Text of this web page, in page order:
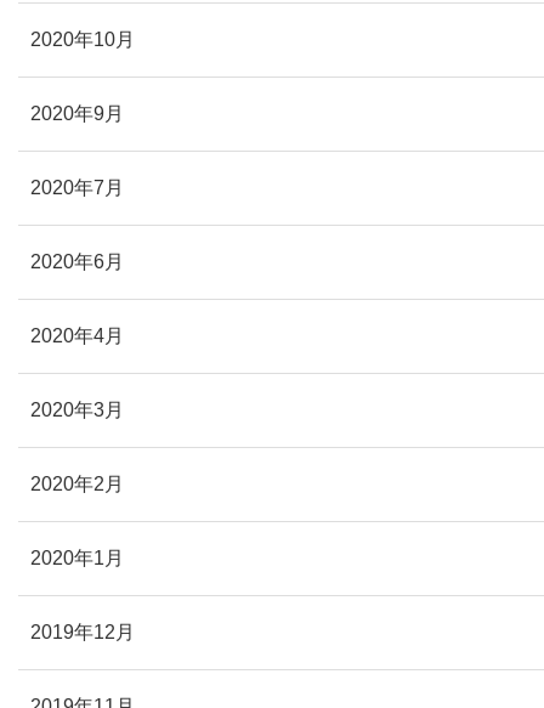
2020年10月
2020年9月
2020年7月
2020年6月
2020年4月
2020年3月
2020年2月
2020年1月
2019年12月